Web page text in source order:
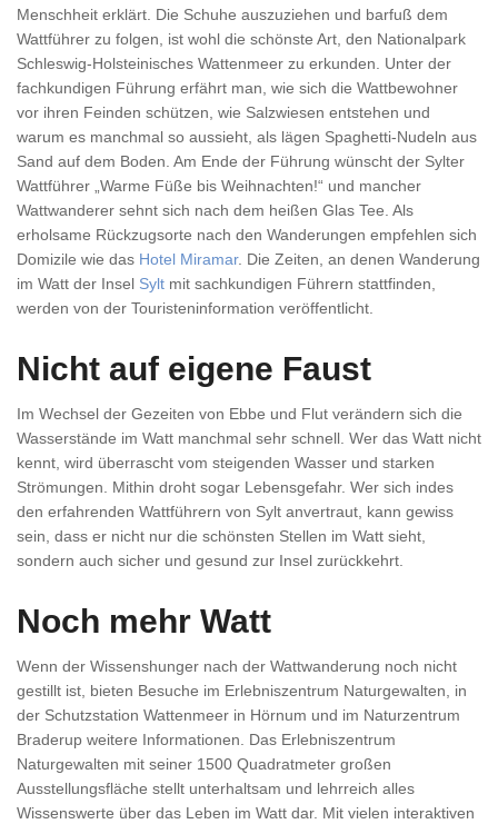
Menschheit erklärt. Die Schuhe auszuziehen und barfuß dem
Wattführer zu folgen, ist wohl die schönste Art, den Nationalpark
Schleswig-Holsteinisches Wattenmeer zu erkunden. Unter der
fachkundigen Führung erfährt man, wie sich die Wattbewohner
vor ihren Feinden schützen, wie Salzwiesen entstehen und
warum es manchmal so aussieht, als lägen Spaghetti-Nudeln aus
Sand auf dem Boden. Am Ende der Führung wünscht der Sylter
Wattführer „Warme Füße bis Weihnachten!“ und mancher
Wattwanderer sehnt sich nach dem heißen Glas Tee. Als
erholsame Rückzugsorte nach den Wanderungen empfehlen sich
Domizile wie das Hotel Miramar. Die Zeiten, an denen Wanderung
im Watt der Insel Sylt mit sachkundigen Führern stattfinden,
werden von der Touristeninformation veröffentlicht.
Nicht auf eigene Faust
Im Wechsel der Gezeiten von Ebbe und Flut verändern sich die
Wasserstände im Watt manchmal sehr schnell. Wer das Watt nicht
kennt, wird überrascht vom steigenden Wasser und starken
Strömungen. Mithin droht sogar Lebensgefahr. Wer sich indes
den erfahrenden Wattführern von Sylt anvertraut, kann gewiss
sein, dass er nicht nur die schönsten Stellen im Watt sieht,
sondern auch sicher und gesund zur Insel zurückkehrt.
Noch mehr Watt
Wenn der Wissenshunger nach der Wattwanderung noch nicht
gestillt ist, bieten Besuche im Erlebniszentrum Naturgewalten, in
der Schutzstation Wattenmeer in Hörnum und im Naturzentrum
Braderup weitere Informationen. Das Erlebniszentrum
Naturgewalten mit seiner 1500 Quadratmeter großen
Ausstellungsfläche stellt unterhaltsam und lehrreich alles
Wissenswerte über das Leben im Watt dar. Mit vielen interaktiven